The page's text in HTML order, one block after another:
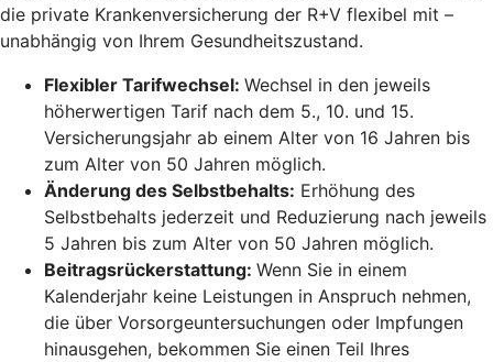
die private Krankenversicherung der R+V flexibel mit –
unabhängig von Ihrem Gesundheitszustand.
Flexibler Tarifwechsel: Wechsel in den jeweils
höherwertigen Tarif nach dem 5., 10. und 15.
Versicherungsjahr ab einem Alter von 16 Jahren bis
zum Alter von 50 Jahren möglich.
Änderung des Selbstbehalts: Erhöhung des
Selbstbehalts jederzeit und Reduzierung nach jeweils
5 Jahren bis zum Alter von 50 Jahren möglich.
Beitragsrückerstattung: Wenn Sie in einem
Kalenderjahr keine Leistungen in Anspruch nehmen,
die über Vorsorgeuntersuchungen oder Impfungen
hinausgehen, bekommen Sie einen Teil Ihres